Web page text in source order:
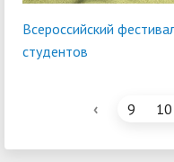
Всероссийский
студентов
‹ 9 10